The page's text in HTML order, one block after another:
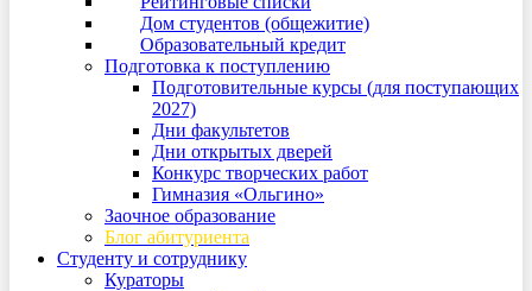
Дом студентов (общежитие)
Образовательный кредит
Подготовка к поступлению
Подготовительные курсы (для поступающих
2027)
Дни факультетов
Дни открытых дверей
Конкурс творческих работ
Гимназия «Ольгино»
Заочное образование
Блог абитуриента
Студенту и сотруднику
Кураторы